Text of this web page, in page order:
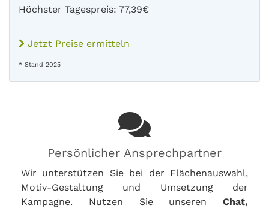
Höchster Tagespreis: 77,39€
Jetzt Preise ermitteln
* Stand 2025
Persönlicher Ansprechpartner
Wir unterstützen Sie bei der Flächenauswahl,
Motiv-Gestaltung und Umsetzung der
Kampagne. Nutzen Sie unseren Chat,